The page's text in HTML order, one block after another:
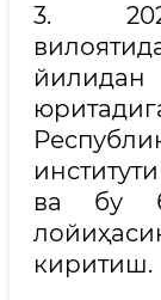
3.
ва бу
киритиш.